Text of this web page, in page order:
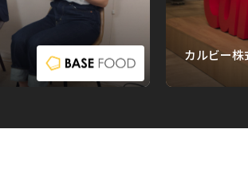
カルビー株